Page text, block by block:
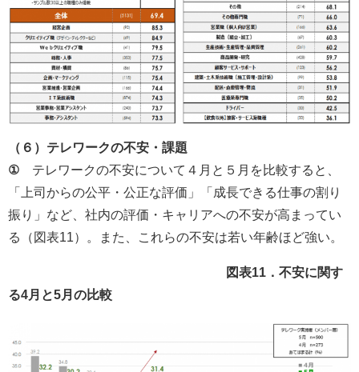
（６）テレワークの不安・課題
① テレワークの不安について４月と５月を比較すると、
「上司からの公平・公正な評価」「成長できる仕事の割り
振り」など、社内の評価・キャリアへの不安が高まってい
る（図表11）。また、これらの不安は若い年齢ほど強い。
図表11．不安に関す
る4月と5月の比較